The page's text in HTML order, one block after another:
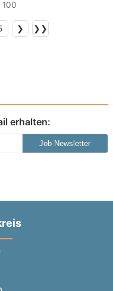
❯ ❯❯
erhalten:
Job Newsletter